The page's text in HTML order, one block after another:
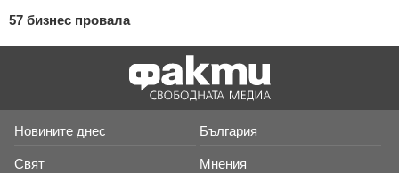
57 бизнес провала
Новините днес България
Свят Мнения